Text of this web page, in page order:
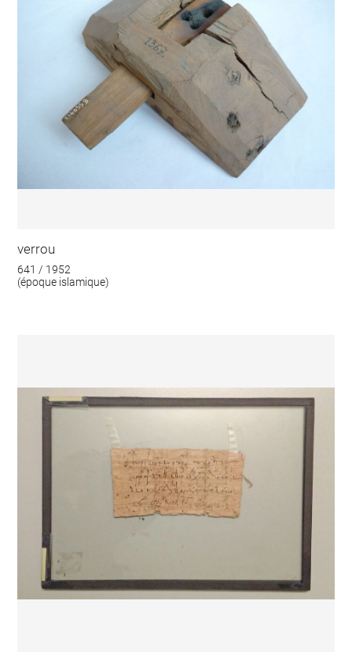
verrou
641 / 1952
(époque islamique)